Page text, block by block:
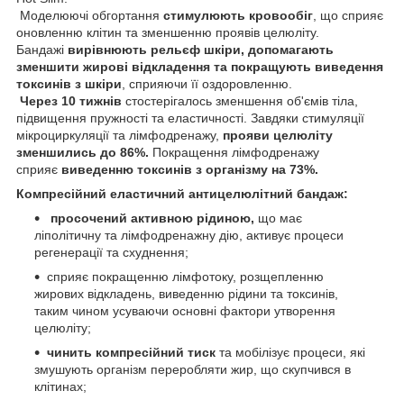
Моделюючі обгортання стимулюють кровообіг , що сприяє
оновленню клітин та зменшенню проявів целюліту.
Бандажі вирівнюють рельєф шкіри, допомагають
зменшити жирові відкладення та покращують виведення
токсинів з шкіри , сприяючи її оздоровленню.
Через 10 тижнів стостерігалось зменшення об'ємів тіла,
підвищення пружності та еластичності. Завдяки стимуляції
мікроциркуляції та лімфодренажу, прояви целюліту
зменшились до 86%. Покращення лімфодренажу
сприяє виведенню токсинів з організму на 73%.
Компресійний еластичний антицелюлітний бандаж:
просочений активною рідиною, що має
ліполітичну та лімфодренажну дію, активує процеси
регенерації та схуднення;
сприяє покращенню лімфотоку, розщепленню
жирових відкладень, виведенню рідини та токсинів,
таким чином усуваючи основні фактори утворення
целюліту;
чинить компресійний тиск та мобілізує процеси, які
змушують організм переробляти жир, що скупчився в
клітинах;